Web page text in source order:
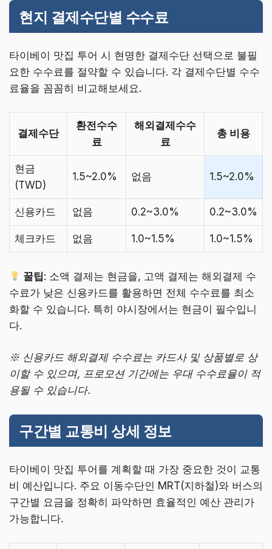
현지 결제수단별 수수료
타이베이 맛집 투어 시 현명한 결제수단 선택으로 불필
요한 수수료를 절약할 수 있습니다. 각 결제수단별 수수
료율을 꼼꼼히 비교해보세요.
결제수단
환전수수
료
해외결제수수
료
총 비용
현금
(TWD)
1.5~2.0% 없음 1.5~2.0%
신용카드 없음 0.2~3.0% 0.2~3.0%
체크카드 없음 1.0~1.5% 1.0~1.5%
꿀팁: 소액 결제는 현금을, 고액 결제는 해외결제 수
수료가 낮은 신용카드를 활용하면 전체 수수료를 최소
화할 수 있습니다. 특히 야시장에서는 현금이 필수입니
다.
※ 신용카드 해외결제 수수료는 카드사 및 상품별로 상
이할 수 있으며, 프로모션 기간에는 우대 수수료율이 적
용될 수 있습니다.
구간별 교통비 상세 정보
타이베이 맛집 투어를 계획할 때 가장 중요한 것이 교통
비 예산입니다. 주요 이동수단인 MRT(지하철)와 버스의
구간별 요금을 정확히 파악하면 효율적인 예산 관리가
가능합니다.